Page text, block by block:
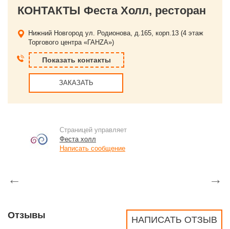
КОНТАКТЫ Феста Холл, ресторан
Нижний Новгород ул. Родионова, д.165, корп.13 (4 этаж
Торгового центра «ГАНZA»)
Показать контакты
ЗАКАЗАТЬ
Страницей управляет
Феста холл
Написать сообщение
← →
НАПИСАТЬ ОТЗЫВ
Отзывы